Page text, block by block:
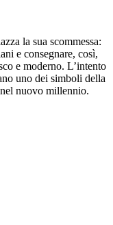
la sua scommessa:
e consegnare, così,
e moderno. L’intento
uno dei simboli della
nuovo millennio.